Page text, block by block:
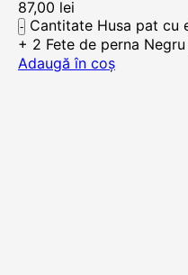
87,00 lei
Cantitate Husa pat cu
+ 2 Fete de perna Negru
Adaugă în coș